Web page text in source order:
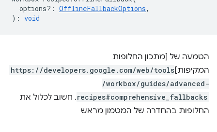
options? : OfflineFallbackOptions,
) : void
הטמעה של [מתכון החלופות
המקיפות]https://developers.google.com/web/tools
/workbox/guides/advanced-
recipes#comprehensive_fallbacks. חשוב לכלול את
החלופות בהחדרה של המטמון מראש